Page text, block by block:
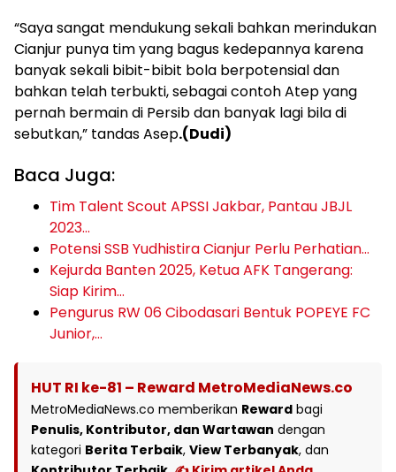
“Saya sangat mendukung sekali bahkan merindukan
Cianjur punya tim yang bagus kedepannya karena
banyak sekali bibit-bibit bola berpotensial dan
bahkan telah terbukti, sebagai contoh Atep yang
pernah bermain di Persib dan banyak lagi bila di
sebutkan,” tandas Asep.(Dudi)
Baca Juga:
Tim Talent Scout APSSI Jakbar, Pantau JBJL
2023…
Potensi SSB Yudhistira Cianjur Perlu Perhatian…
Kejurda Banten 2025, Ketua AFK Tangerang:
Siap Kirim…
Pengurus RW 06 Cibodasari Bentuk POPEYE FC
Junior,…
HUT RI ke-81 – Reward MetroMediaNews.co
MetroMediaNews.co memberikan Reward bagi
Penulis, Kontributor, dan Wartawan dengan
kategori Berita Terbaik, View Terbanyak, dan